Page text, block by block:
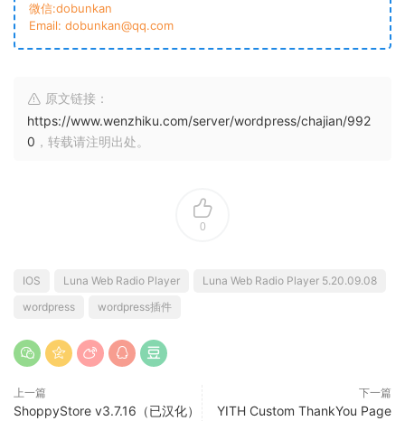
微信:dobunkan
Email: dobunkan@qq.com
原文链接：
https://www.wenzhiku.com/server/wordpress/chajian/992
0 ，转载请注明出处。
0
IOS Luna Web Radio Player
Luna Web Radio Player 5.20.09.08
wordpress
wordpress插件
上一篇
ShoppyStore v3.7.16（已汉化）
下一篇
YITH Custom ThankYou Page